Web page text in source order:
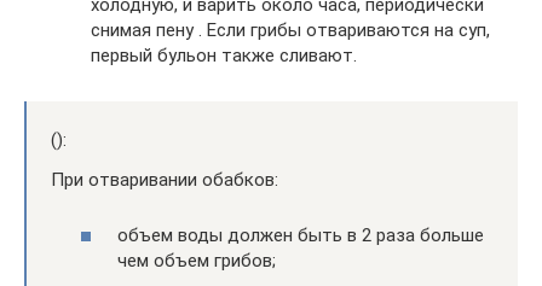
снимая пену . Если грибы отвариваются на суп,
первый бульон также сливают.
():
При отваривании обабков:
объем воды должен быть в 2 раза больше
чем объем грибов;